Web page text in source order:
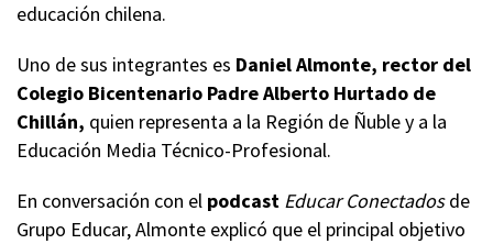
educación chilena.
Uno de sus integrantes es Daniel Almonte, rector del
Colegio Bicentenario Padre Alberto Hurtado de
Chillán, quien representa a la Región de Ñuble y a la
Educación Media Técnico-Profesional.
En conversación con el podcast Educar Conectadosde
Grupo Educar, Almonte explicó que el principal objetivo